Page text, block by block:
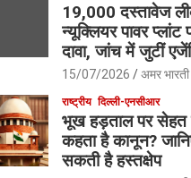
19,000 दस्तावेज
न्यूक्लियर पावर
दावा, जांच में जुटीं
15/07/2026 अमर भारती
राष्ट्रीय दिल्ली-एनसीआर
भूख हड़ताल पर सेहत
कहता है कानून?
सकती है हस्तक्षेप